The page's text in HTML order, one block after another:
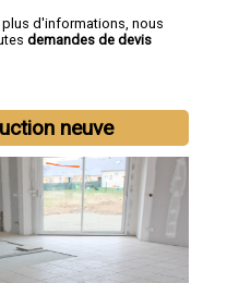
d'informations, nous
demandes de devis
neuve